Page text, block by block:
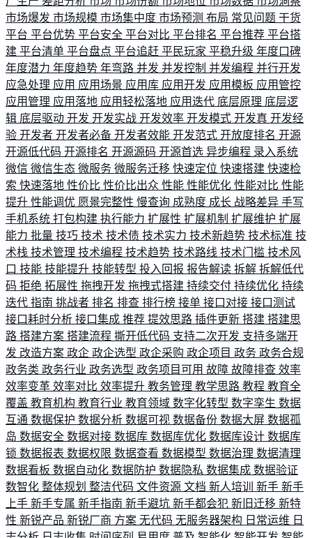
市场爆发 市场规模 市场集中度 市场预测 布局 常见问题 干货
平台 平台优势 平台安全 平台对比 平台排名 平台推荐 平台搭
建 平台清单 平台盘点 平台追赶 平民玩家 平稳升级 年度口碑
年度潜力 年度趋势 年弯路 并发 并发控制 并发编程 并行开发
应急处理 应用 应用场景 应用库 应用开发 应用模板 应用管控
应用管理 应用落地 应用轻松落地 应用迭代 底层原理 底层逻
辑 底层驱动 开发 开发实战 开发效率 开发模式 开发真 开发经
验 开发者 开发者必备 开发者效能 开发范式 开放度排名 开源
开源低代码 开源排名 开源源码 开源首选 异步编程 录入系统
微信 微信生态 微服务 微服务迁移 快速定位 快速搭建 快速检
索 快速落地 性价比 性价比出众 性能 性能优化 性能对比 性能
提升 性能调优 愿景完整性 慢查询 成熟度 成长 战略差异 手写
手机系统 打包构建 执行能力 扩展性 扩展机制 扩展维护 扩展
能力 批量 技巧 技术 技术债 技术实力 技术新趋势 技术标准 技
术栈 技术管理 技术编程 技术趋势 技术路线 技术门槛 技术风
口 技能 技能提升 技能转型 投入回报 报告解读 拆解 拆解低代
码 拒绝 拓展性 拖拽开发 拖拽式搭建 持续交付 持续优化 持续
迭代 指南 挑战者 排名 排查 排行榜 接单 接口对接 接口测试
接口耗时分析 接口集成 推荐 提效思路 插件更新 搭建 搭建思
路 搭建方案 搭建流程 撕开低代码 支持二次开发 支持多端开
发 改造方案 政企 政企选型 政企采购 政企项目 政务 政务合规
政务类 政务行业 政务选型 政务项目可用 故障 故障排查 效率
效率变革 效率对比 效率提升 教务管理 教学思路 教程 教育全
覆盖 教育机构 教育行业 教育领域 数字化转型 数字孪生 数据
互通 数据保护 数据分析 数据可视 数据备份 数据大屏 数据孤
岛 数据安全 数据对接 数据库 数据库优化 数据库设计 数据库
锁 数据报表 数据权限 数据查看 数据模型 数据治理 数据清理
数据看板 数据自动化 数据防护 数据隐私 数据集成 数据验证
数智化 整体规划 整洁代码 文件资源 文档 新人培训 新手 新手
上手 新手专属 新手指南 新手避坑 新手都会犯 新旧迁移 新特
性 新锐产品 新锐厂商 方案 无代码 无服务器架构 日常运维 日